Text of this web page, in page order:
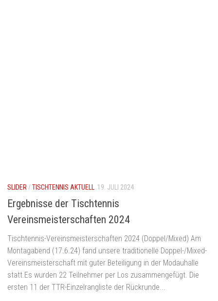
SLIDER/TISCHTENNIS AKTUELL 19. JULI 2024
Ergebnisse der Tischtennis
Vereinsmeisterschaften 2024
Tischtennis-Vereinsmeisterschaften 2024 (Doppel/Mixed) Am
Montagabend (17.6.24) fand unsere traditionelle Doppel-/Mixed-
Vereinsmeisterschaft mit guter Beteiligung in der Modauhalle
statt.Es wurden 22 Teilnehmer per Los zusammengefügt. Die
ersten 11 der TTR-Einzelrangliste der Rückrunde...